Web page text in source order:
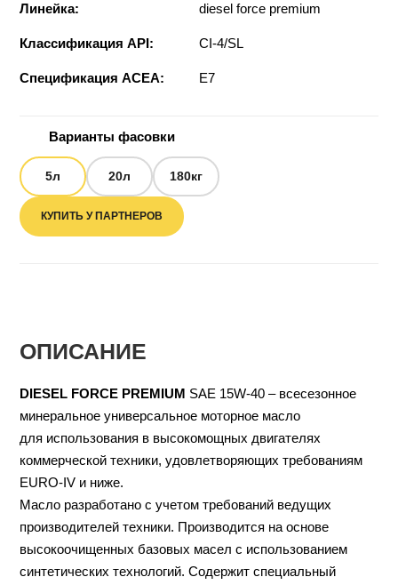
Линейка: diesel force premium
Классификация API: CI-4/SL
Спецификация ACEA: E7
Варианты фасовки
5л 20л 180кг
КУПИТЬ У ПАРТНЕРОВ
ОПИСАНИЕ
DIESEL FORCE PREMIUM SAE 15W-40 – всесезонное
минеральное универсальное моторное масло
для использования в высокомощных двигателях
коммерческой техники, удовлетворяющих требованиям
EURO-IV и ниже.
Масло разработано с учетом требований ведущих
производителей техники. Производится на основе
высокоочищенных базовых масел с использованием
синтетических технологий. Содержит специальный